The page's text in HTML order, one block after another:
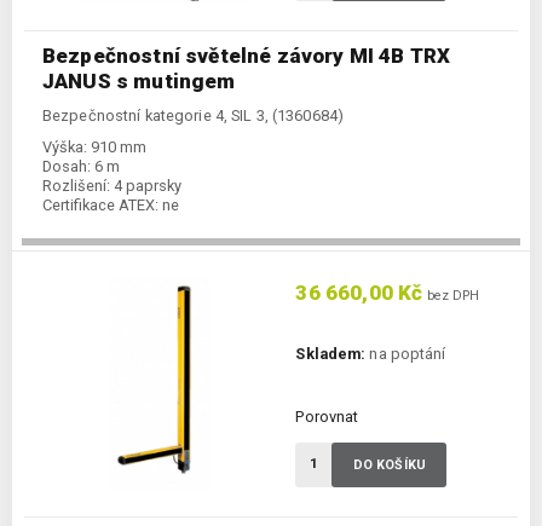
Bezpečnostní světelné závory MI 4B TRX
JANUS s mutingem
Bezpečnostní kategorie 4, SIL 3, (1360684)
Výška: 910 mm
Dosah: 6 m
Rozlišení: 4 paprsky
Certifikace ATEX: ne
36 660,00 Kč bez DPH
Skladem: na poptání
Porovnat
DO KOŠÍKU